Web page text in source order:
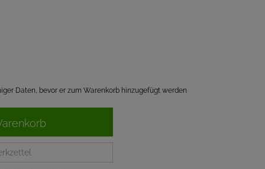
Daten, bevor er zum Warenkorb hinzugefügt werden